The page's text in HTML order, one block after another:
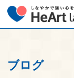
ホーム
ブログ